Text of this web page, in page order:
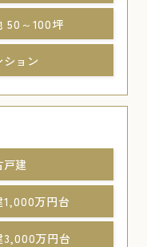
50～100坪
ション
戸建
1,000万円台
3,000万円台